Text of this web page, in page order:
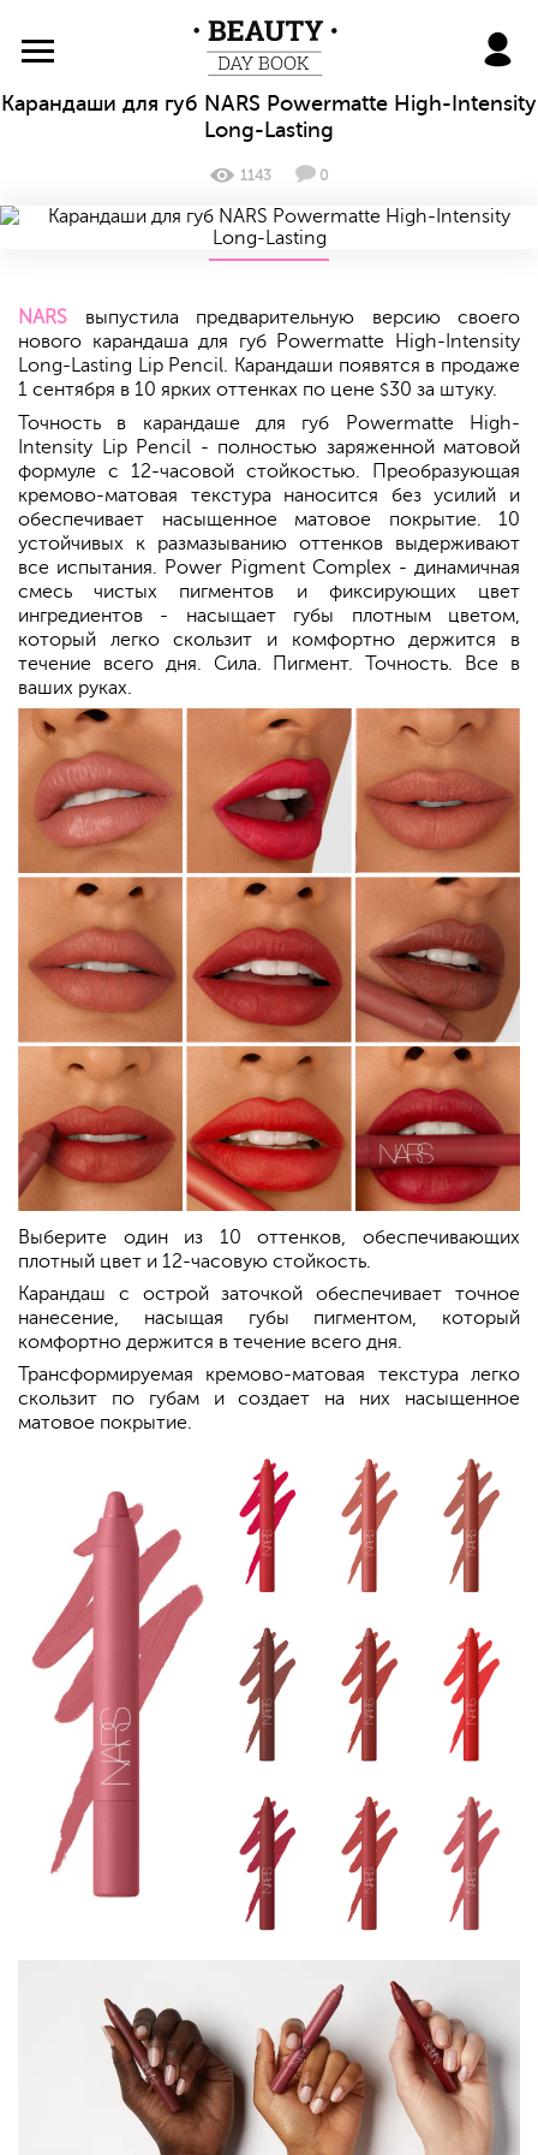
BeautyDayBook
Карандаши для губ NARS Powermatte High-Intensity
Long-Lasting
1143 0
NARS выпустила предварительную версию своего
нового карандаша для губ Powermatte High-Intensity
Long-Lasting Lip Pencil. Карандаши появятся в продаже
1 сентября в 10 ярких оттенках по цене $30 за штуку.
Точность в карандаше для губ Powermatte High-
Intensity Lip Pencil - полностью заряженной матовой
формуле с 12-часовой стойкостью. Преобразующая
кремово-матовая текстура наносится без усилий и
обеспечивает насыщенное матовое покрытие. 10
устойчивых к размазыванию оттенков выдерживают
все испытания. Power Pigment Complex - динамичная
смесь чистых пигментов и фиксирующих цвет
ингредиентов - насыщает губы плотным цветом,
который легко скользит и комфортно держится в
течение всего дня. Сила. Пигмент. Точность. Все в
ваших руках.
Выберите один из 10 оттенков, обеспечивающих
плотный цвет и 12-часовую стойкость.
Карандаш с острой заточкой обеспечивает точное
нанесение, насыщая губы пигментом, который
комфортно держится в течение всего дня.
Трансформируемая кремово-матовая текстура легко
скользит по губам и создает на них насыщенное
матовое покрытие.